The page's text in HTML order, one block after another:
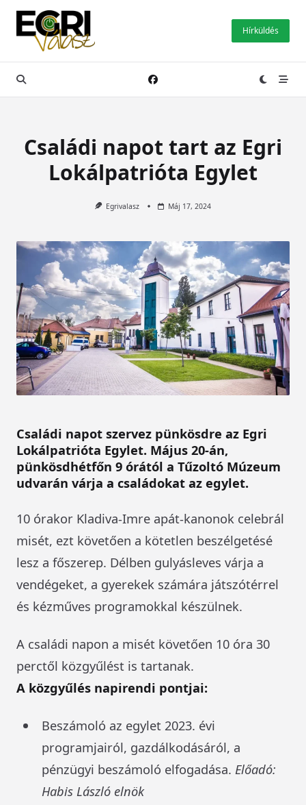
Skip
content
Hírküldés
Családi napot tart az Egri
Lokálpatrióta Egylet
Egrivalasz Máj 17, 2024
Családi napot szervez pünkösdre az Egri
Lokálpatrióta Egylet. Május 20-án,
pünkösdhétfőn 9 órától a Tűzoltó Múzeum
udvarán várja a családokat az egylet.
10 órakor Kladiva-Imre apát-kanonok celebrál
misét, ezt követően a kötetlen beszélgetésé
lesz a főszerep. Délben gulyásleves várja a
vendégeket, a gyerekek számára játszótérrel
és kézműves programokkal készülnek.
A családi napon a misét követően 10 óra 30
perctől közgyűlést is tartanak.
A közgyűlés napirendi pontjai:
Beszámoló az egylet 2023. évi
programjairól, gazdálkodásáról, a
pénzügyi beszámoló elfogadása. Előadó:
Habis László elnök